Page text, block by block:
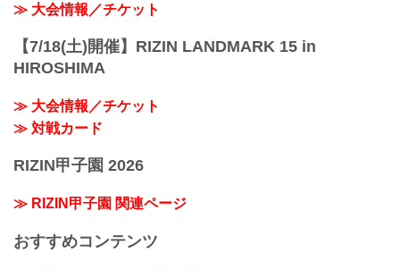
≫ 大会情報／チケット
【7/18(土)開催】RIZIN LANDMARK 15 in
HIROSHIMA
≫ 大会情報／チケット
≫ 対戦カード
RIZIN甲子園 2026
≫ RIZIN甲子園 関連ページ
おすすめコンテンツ